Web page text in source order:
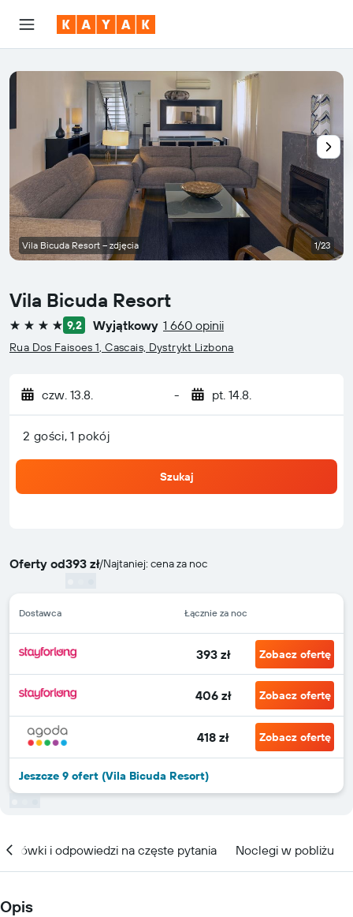
Vila Bicuda Resort
4 gwiazdki9,2 Wyjątkowy 1 660 opinii
Rua Dos Faisoes 1, Cascais, Dystrykt Lizbona
czw. 13.8. - pt. 14.8.
2 gości, 1 pokój
Szukaj
Oferty od393 zł/Najtaniej: cena za noc
Dostawca Łącznie za noc
393 zł Zobacz ofertę
406 zł Zobacz ofertę
418 zł Zobacz ofertę
Jeszcze 9 ofert (Vila Bicuda Resort)
Vila Bicuda Resort – zdjęcia 1/23
i odpowiedzi na częste pytania Noclegi w pobliżu
Opis